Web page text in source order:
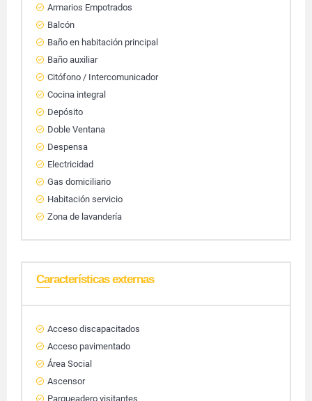
Armarios Empotrados
Balcón
Baño en habitación principal
Baño auxiliar
Citófono / Intercomunicador
Cocina integral
Depósito
Doble Ventana
Despensa
Electricidad
Gas domiciliario
Habitación servicio
Zona de lavandería
Características externas
Acceso discapacitados
Acceso pavimentado
Área Social
Ascensor
Parqueadero visitantes